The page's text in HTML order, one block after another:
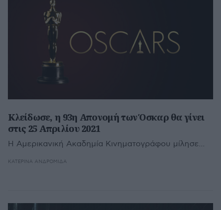
Κλείδωσε, η 93η Απονομή των Όσκαρ θα γίνει
στις 25 Απριλίου 2021
Η Αμερικανική Ακαδημία Κινηματογράφου μίλησε...
ΚΑΤΕΡΊΝΑ ΑΝΔΡΟΜΙΔΆ